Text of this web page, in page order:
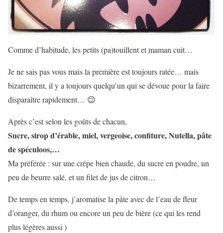
Comme d’habitude, les petits (pa)touillent et maman cuit…
Je ne sais pas vous mais la première est toujours ratée… mais
bizarrement, il y a toujours quelqu’un qui se dévoue pour la faire
disparaître rapidement… 😉
Après c’est selon les goûts de chacun,
Sucre, sirop d’érable, miel, vergeoise, confiture, Nutella, pâte
de spéculoos,…
Ma préférée : sur une crêpe bien chaude, du sucre en poudre, un
peu de beurre salé, et un filet de jus de citron…
De temps en temps, j’aromatise la pâte avec de l’eau de fleur
d’oranger, du rhum ou encore un peu de bière (ce qui les rend
plus légères aussi )